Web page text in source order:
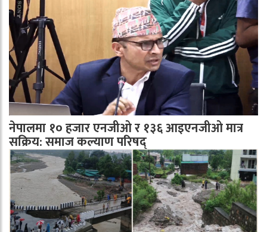
नेपालमा १० हजार एनजीओ र १३६ आइएनजीओ मात्र
सक्रिय: समाज कल्याण परिषद्